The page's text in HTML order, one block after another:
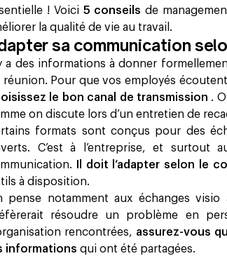
! Voici 5 conseilsde
la qualité de vie au travail.
sa communication
a des informations à donner
réunion. Pour que vos employés
le bon canal de transmission .
on discute lors d’un entretien de
formats sont conçus pour des
C’est à l’entreprise, et surtout
Il doit l’adapter selon le
à disposition.
pense notamment aux échanges
résoudre un problème en
rencontrées, assurez-vous
informations qui ont été partagées.